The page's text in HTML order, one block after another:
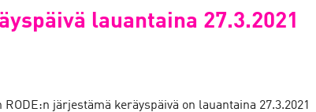
lauantaina 27.3.2021
järjestämä keräyspäivä on lauantaina 27.3.2021